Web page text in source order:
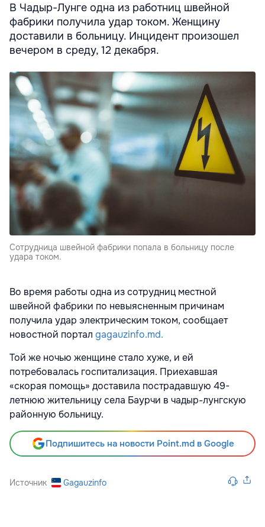
В Чадыр-Лунге одна из работниц швейной
фабрики получила удар током. Женщину
доставили в больницу. Инцидент произошел
вечером в среду, 12 декабря.
Сотрудница швейной фабрики попала в больницу после
удара током.
Во время работы одна из сотрудниц местной
швейной фабрики по невыясненным причинам
получила удар электрическим током, сообщает
новостной портал gagauzinfo.md.
Той же ночью женщине стало хуже, и ей
потребовалась госпитализация. Приехавшая
«скорая помощь» доставила пострадавшую 49-
летнюю жительницу села Баурчи в чадыр-лунгскую
районную больницу.
Подпишитесь на новости Point.md в Google
Источник Gagauzinfo